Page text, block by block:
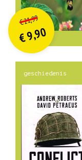
€21,99prijs
was:
€ 21,99.
€9,90
Huidige
prijs
is:
€ 9,90.
geschiedenis